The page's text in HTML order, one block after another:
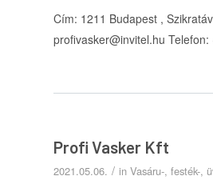
Cím: 1211 Budapest ,
profivasker@invitel.hu
Profi Vasker Kft
2021.05.06. / in Vasáru-, festék-,